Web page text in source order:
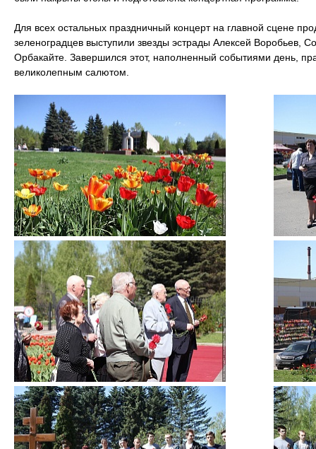
Для всех остальных праздничный концерт на главной сцене
зеленоградцев выступили звезды эстрады Алексей Воробьев,
Орбакайте. Завершился этот, наполненный событиями день,
великолепным салютом.